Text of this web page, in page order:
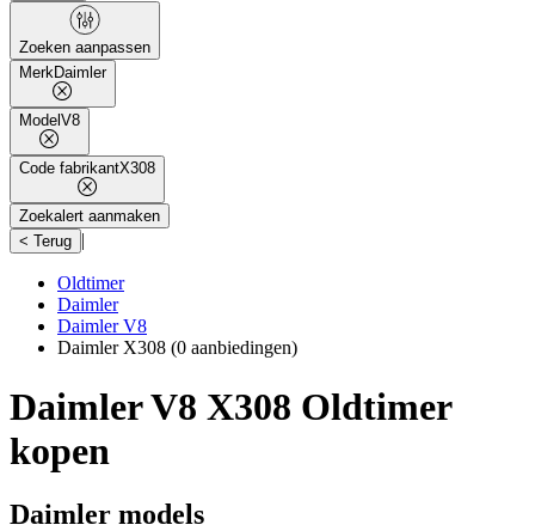
Zoeken aanpassen
MerkDaimler
Model V8
Code fabrikantX308
Zoekalert aanmaken
< Terug |
Oldtimer
Daimler
Daimler V8
Daimler X308 (0 aanbiedingen)
Daimler V8 X308 Oldtimer
kopen
Daimler models